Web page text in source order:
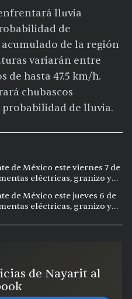
lluvia
de
de la región
variarán entre
de hasta 47.5 km/h.
chubascos
probabilidad de lluvia.
de México este viernes 7 de
eléctricas, granizo y
de México este jueves 6 de
eléctricas, granizo y
de Nayarit al